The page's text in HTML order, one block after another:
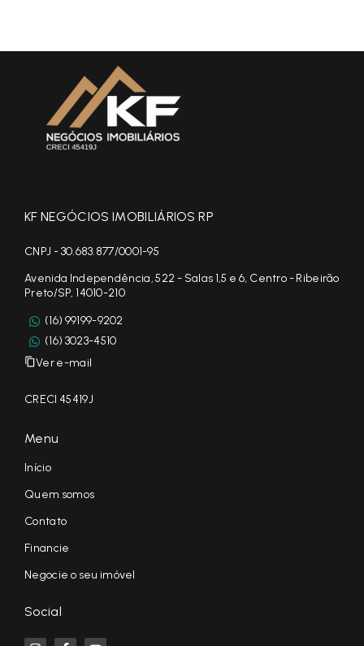
KF NEGÓCIOS IMOBILIÁRIOS RP
CNPJ - 30.683.877/0001-95
Avenida Independência, 522 - Salas 1,5 e 6, Centro - Ribeirão
Preto/SP, 14010-210
(16) 99199-9202
(16) 3023-4510
Ver e-mail
CRECI 45419J
Menu
Início
Quem somos
Contato
Financie
Negocie o seu imóvel
Social